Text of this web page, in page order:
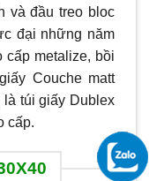
và đầu treo bloc
đại những năm
cấp metalize, bồi
Couche matt
túi giấy Dublex
cấp.